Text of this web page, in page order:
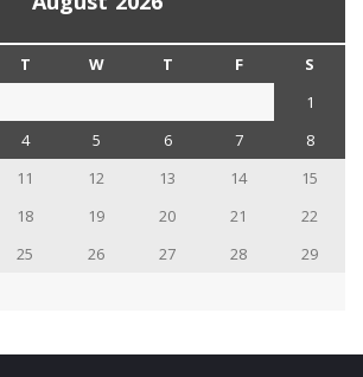
T W T F
S
1
4 5 6 7
8
11 12 13 14
15
18 19 20 21
22
25 26 27 28
29